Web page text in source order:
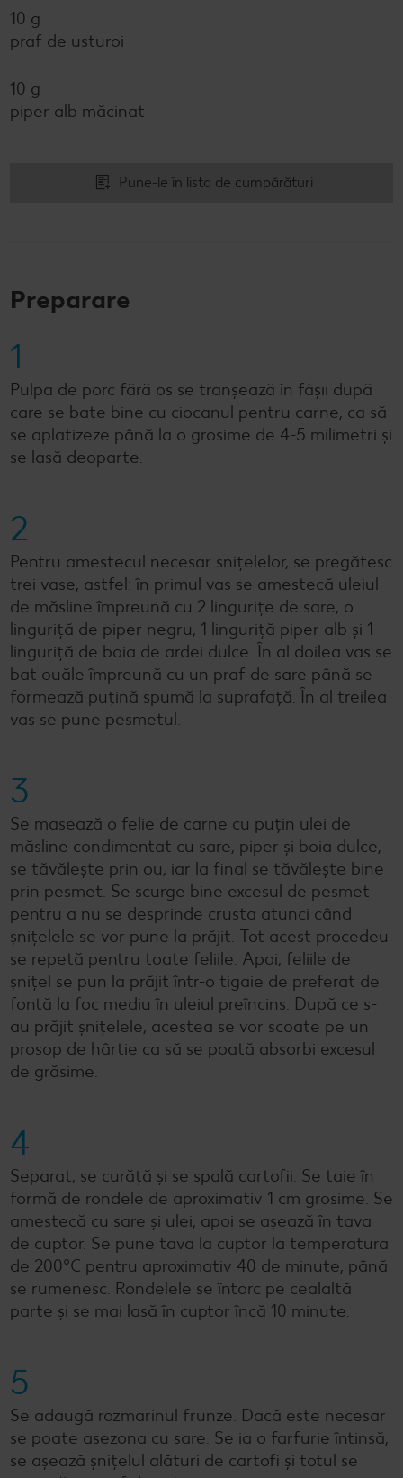
10 g
praf de usturoi
10 g
piper alb măcinat
Pune-le în lista de cumpărături
Preparare
1
Pulpa de porc fără os se tranșează în fâșii după
care se bate bine cu ciocanul pentru carne, ca să
se aplatizeze până la o grosime de 4-5 milimetri și
se lasă deoparte.
2
Pentru amestecul necesar snițelelor, se pregătesc
trei vase, astfel: în primul vas se amestecă uleiul
de măsline împreună cu 2 lingurițe de sare, o
linguriță de piper negru, 1 linguriță piper alb și 1
linguriță de boia de ardei dulce. În al doilea vas se
bat ouăle împreună cu un praf de sare până se
formează puțină spumă la suprafață. În al treilea
vas se pune pesmetul.
3
Se masează o felie de carne cu puțin ulei de
măsline condimentat cu sare, piper și boia dulce,
se tăvălește prin ou, iar la final se tăvălește bine
prin pesmet. Se scurge bine excesul de pesmet
pentru a nu se desprinde crusta atunci când
șnițelele se vor pune la prăjit. Tot acest procedeu
se repetă pentru toate feliile. Apoi, feliile de
șnițel se pun la prăjit într-o tigaie de preferat de
fontă la foc mediu în uleiul preîncins. După ce s-
au prăjit șnițelele, acestea se vor scoate pe un
prosop de hârtie ca să se poată absorbi excesul
de grăsime.
4
Separat, se curăță și se spală cartofii. Se taie în
formă de rondele de aproximativ 1 cm grosime. Se
amestecă cu sare și ulei, apoi se așează în tava
de cuptor. Se pune tava la cuptor la temperatura
de 200°C pentru aproximativ 40 de minute, până
se rumenesc. Rondelele se întorc pe cealaltă
parte și se mai lasă în cuptor încă 10 minute.
5
Se adaugă rozmarinul frunze. Dacă este necesar
se poate asezona cu sare. Se ia o farfurie întinsă,
se așează șnițelul alături de cartofi și totul se